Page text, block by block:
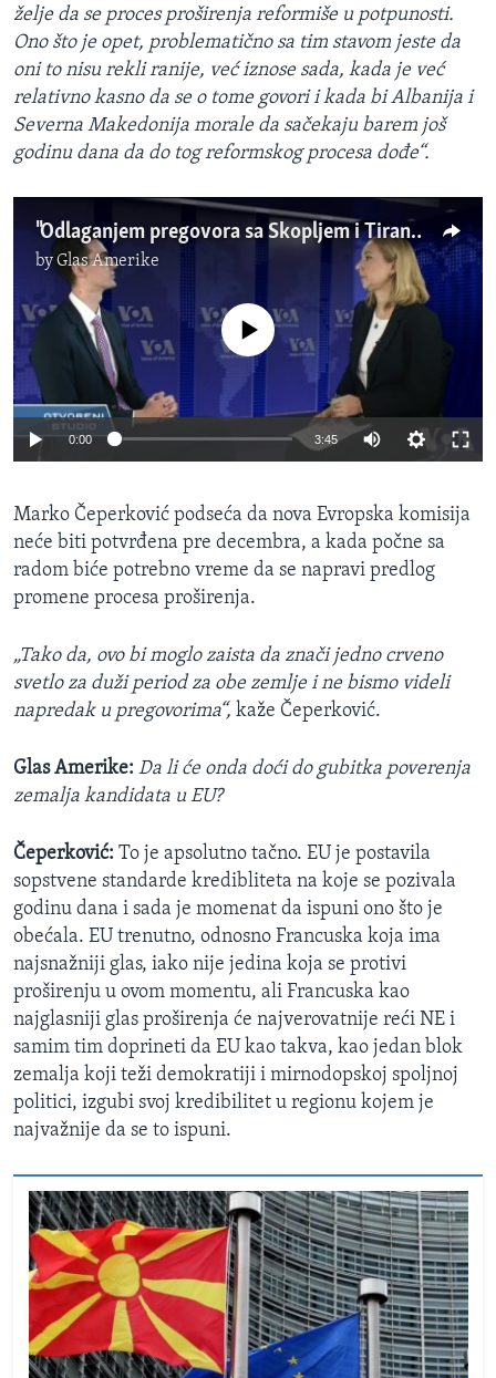
želje da se proces proširenja reformiše u potpunosti.
Ono što je opet, problematično sa tim stavom jeste da
oni to nisu rekli ranije, već iznose sada, kada je već
relativno kasno da se o tome govori i kada bi Albanija i
Severna Makedonija morale da sačekaju barem još
godinu dana da do tog reformskog procesa dođe“.
"Odlaganjem pregovora sa Skopljem i Tiranom, EU narušava svoj kredibilitet"
byGlas Amerike
No media source currently available
0:00 3:45
Marko Čeperković podseća da nova Evropska komisija
neće biti potvrđena pre decembra, a kada počne sa
radom biće potrebno vreme da se napravi predlog
promene procesa proširenja.
„Tako da, ovo bi moglo zaista da znači jedno crveno
svetlo za duži period za obe zemlje i ne bismo videli
napredak u pregovorima“, kaže Čeperković.
Glas Amerike: Da li će onda doći do gubitka poverenja
zemalja kandidata u EU?
Čeperković: To je apsolutno tačno. EU je postavila
sopstvene standarde kredibliteta na koje se pozivala
godinu dana i sada je momenat da ispuni ono što je
obećala. EU trenutno, odnosno Francuska koja ima
najsnažniji glas, iako nije jedina koja se protivi
proširenju u ovom momentu, ali Francuska kao
najglasniji glas proširenja će najverovatnije reći NE i
samim tim doprineti da EU kao takva, kao jedan blok
zemalja koji teži demokratiji i mirnodopskoj spoljnoj
politici, izgubi svoj kredibilitet u regionu kojem je
najvažnije da se to ispuni.